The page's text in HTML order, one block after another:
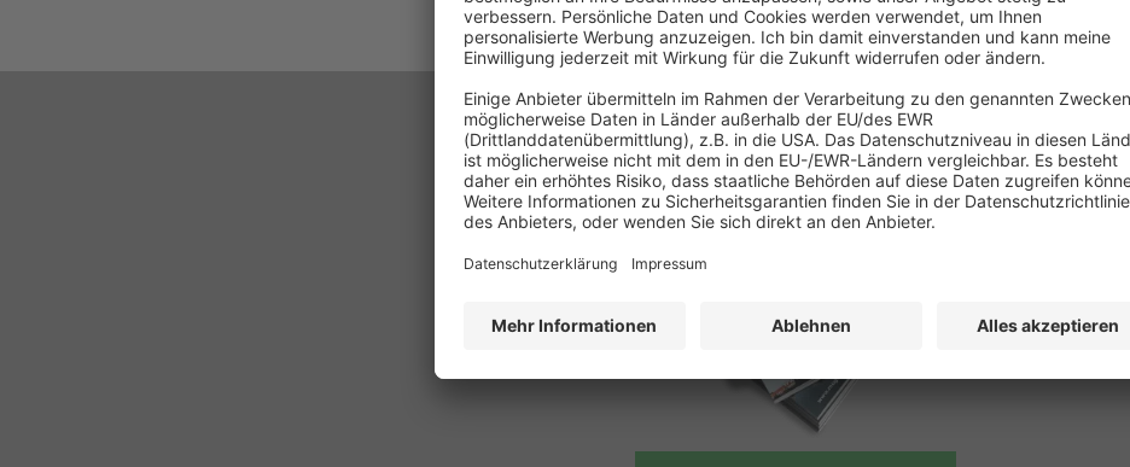
PRINT UND ePAPER
Jetzt keine Ausgabe mehr verpassen